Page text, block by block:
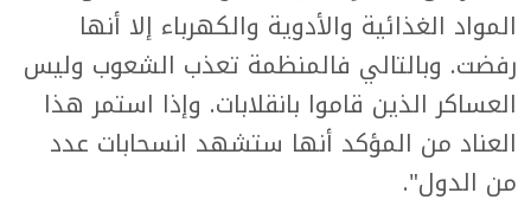
المواد الغذائية والأدوية والكهرباء إلا أنها
رفضت. وبالتالي فالمنظمة تعذب الشعوب وليس
العساكر الذين قاموا بانقلابات. وإذا استمر هذا
العناد من المؤكد أنها ستشهد انسحابات عدد
من الدول".